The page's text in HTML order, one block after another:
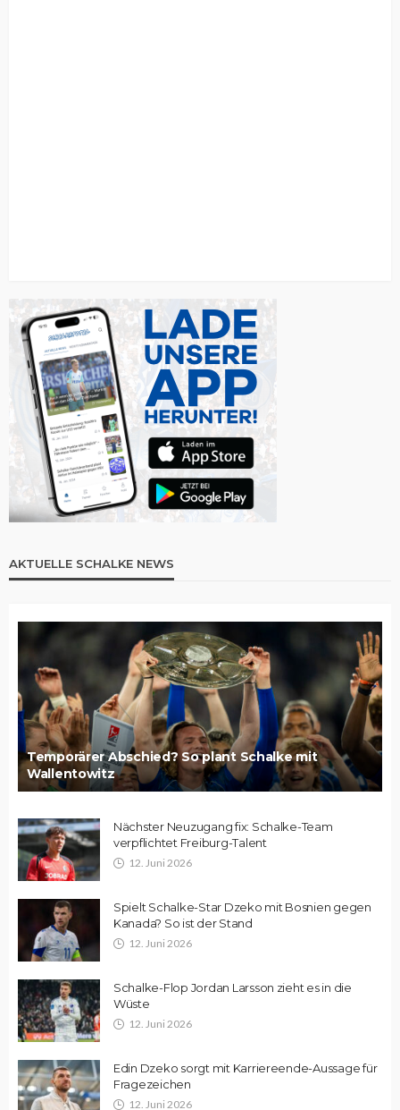
AKTUELLE SCHALKE NEWS
Temporärer Abschied? So plant Schalke mit
Wallentowitz
Nächster Neuzugang fix: Schalke-Team
verpflichtet Freiburg-Talent
12. Juni 2026
Spielt Schalke-Star Dzeko mit Bosnien gegen
Kanada? So ist der Stand
12. Juni 2026
Schalke-Flop Jordan Larsson zieht es in die
Wüste
12. Juni 2026
Edin Dzeko sorgt mit Karriereende-Aussage für
Fragezeichen
12. Juni 2026